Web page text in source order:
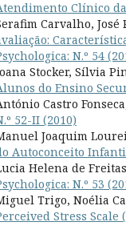
Clínico
Carvalho,
N.º 54
Stocker, Sílvia
do Ensino
Castro
52-II (2010)
Joaquim
Autoconceito
Helena de
N.º 53
Trigo, Noélia
Stress Scale